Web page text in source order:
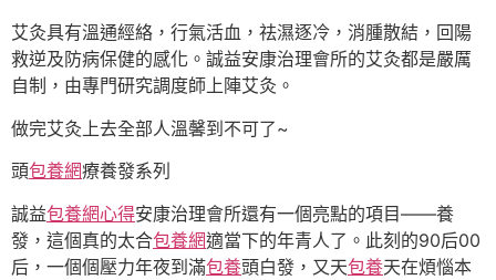
艾灸具有溫通經絡，行氣活血，祛濕逐冷，消腫散結，回陽
救逆及防病保健的感化。誠益安康治理會所的艾灸都是嚴厲
自制，由專門研究調度師上陣艾灸。
做完艾灸上去全部人溫馨到不可了~
頭包養網療養發系列
誠益包養網心得安康治理會所還有一個亮點的項目——養
發，這個真的太合包養網適當下的年青人了。此刻的90后00
后，一個個壓力年夜到滿包養頭白發，又天包養天在煩惱本